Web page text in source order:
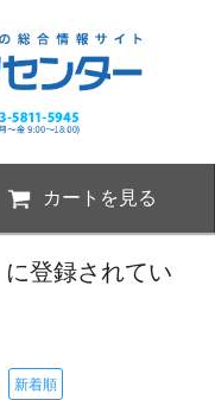
カートを見る
に登録されてい
新着順